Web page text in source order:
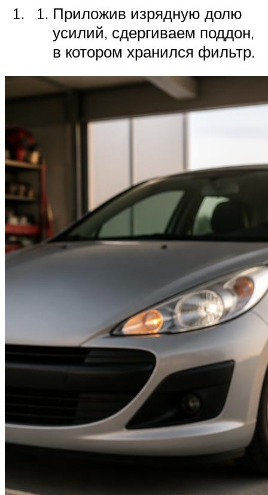
Приложив изрядную долю
усилий, сдергиваем поддон,
в котором хранился фильтр.